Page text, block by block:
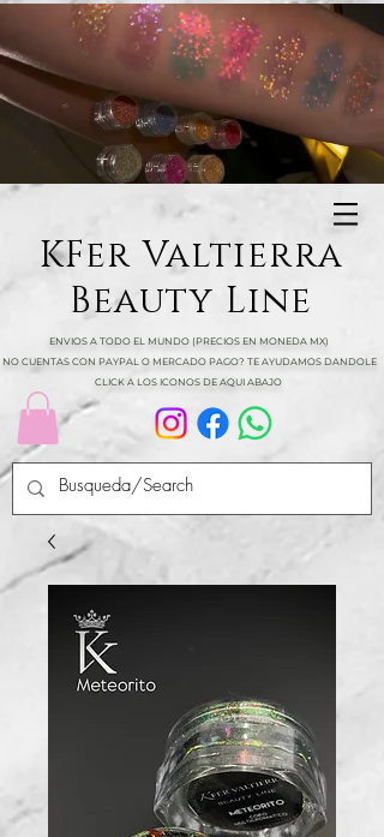
KFer Valtierra
Beauty Line
ENVIOS A TODO EL MUNDO (PRECIOS EN MONEDA MX)
NO CUENTAS CON PAYPAL O MERCADO PAGO? TE AYUDAMOS DANDOLE
CLICK A LOS ICONOS DE AQUI ABAJO